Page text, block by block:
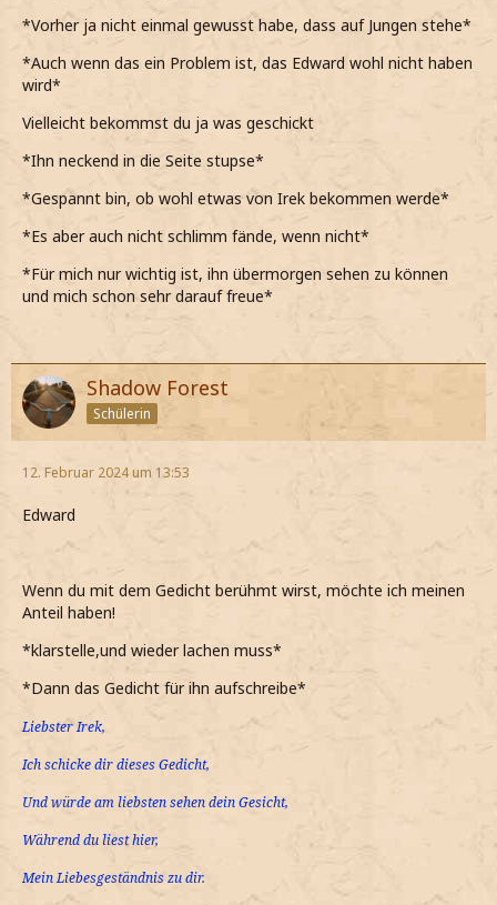
*Vorher ja nicht einmal gewusst habe, dass auf Jungen stehe*
*Auch wenn das ein Problem ist, das Edward wohl nicht haben
wird*
Vielleicht bekommst du ja was geschickt
*Ihn neckend in die Seite stupse*
*Gespannt bin, ob wohl etwas von Irek bekommen werde*
*Es aber auch nicht schlimm fände, wenn nicht*
*Für mich nur wichtig ist, ihn übermorgen sehen zu können
und mich schon sehr darauf freue*
Shadow Forest
Schülerin
12. Februar 2024 um 13:53
Edward
Wenn du mit dem Gedicht berühmt wirst, möchte ich meinen
Anteil haben!
*klarstelle,und wieder lachen muss*
*Dann das Gedicht für ihn aufschreibe*
Liebster Irek,
Ich schicke dir dieses Gedicht,
Und würde am liebsten sehen dein Gesicht,
Während du liest hier,
Mein Liebesgeständnis zu dir.